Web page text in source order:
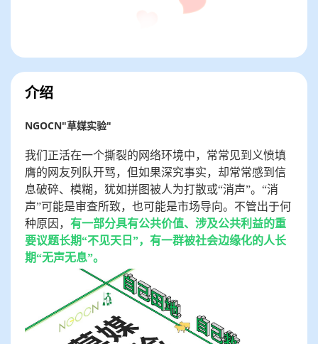
介绍
NGOCN"草媒实验"
我们正活在一个撕裂的网络环境中，常常见到义愤填
膺的网友列队开骂，但如果深究事实，却常常感到信
息破碎、模糊，犹如拼图被人为打散或“消声”。“消
声”可能是审查所致，也可能是市场导向。不管出于何
种原因， 有一部分具有公共价值、涉及公共利益的重
要议题长期“不见天日”，有一群被社会边缘化的人长
期“无声无息”。